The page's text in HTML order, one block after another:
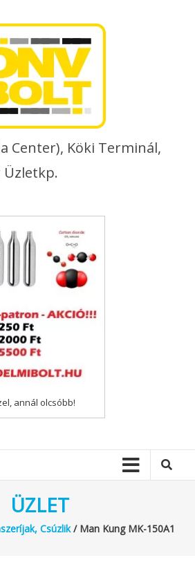
Center), Köki Terminál,
annál olcsóbb!
ÜZLET
Csúzlik/ Man Kung MK-150A1